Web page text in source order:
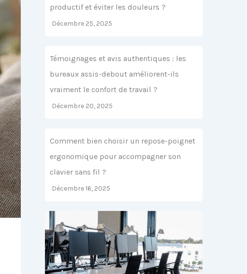
productif et éviter les douleurs ?
Décembre 25, 2025
Témoignages et avis authentiques : les
bureaux assis-debout améliorent-ils
vraiment le confort de travail ?
Décembre 20, 2025
Comment bien choisir un repose-poignet
ergonomique pour accompagner son
clavier sans fil ?
Décembre 16, 2025